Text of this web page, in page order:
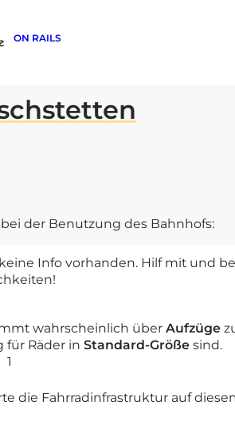
ON RAILS
der Benutzung des Bahnhofs:
Info vorhanden. Hilf mit und
wahrscheinlich über Aufzüge
für Räder in Standard-Größe sind.
1
die Fahrradinfrastruktur auf